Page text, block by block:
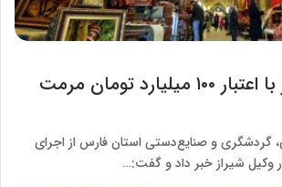
بازار وکیل شیراز با اعتبار ۱۰۰ میلیارد تومان مرمت
گردشگری و صنایع‌دستی استان فارس از اجرای
وکیل شیراز خبر داد و گفت:…